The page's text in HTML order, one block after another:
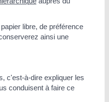
libre, de préférence
ainsi une
c'est-à-dire expliquer les
conduisent à faire ce